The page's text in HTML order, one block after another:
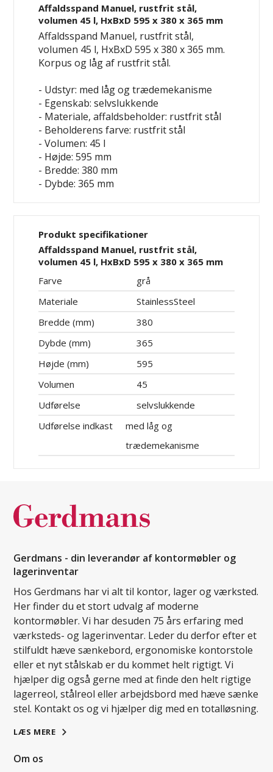
Affaldsspand Manuel, rustfrit stål,
volumen 45 l, HxBxD 595 x 380 x 365 mm
Affaldsspand Manuel, rustfrit stål,
volumen 45 l, HxBxD 595 x 380 x 365 mm.
Korpus og låg af rustfrit stål.
- Udstyr: med låg og trædemekanisme
- Egenskab: selvslukkende
- Materiale, affaldsbeholder: rustfrit stål
- Beholderens farve: rustfrit stål
- Volumen: 45 l
- Højde: 595 mm
- Bredde: 380 mm
- Dybde: 365 mm
Produkt specifikationer
Affaldsspand Manuel, rustfrit stål,
volumen 45 l, HxBxD 595 x 380 x 365 mm
Farve
grå
Materiale
StainlessSteel
Bredde (mm)
380
Dybde (mm)
365
Højde (mm)
595
Volumen
45
Udførelse
selvslukkende
Udførelse indkast
med låg og
trædemekanisme
Gerdmans - din leverandør af kontormøbler og
lagerinventar
Hos Gerdmans har vi alt til kontor, lager og værksted.
Her finder du et stort udvalg af moderne
kontormøbler. Vi har desuden 75 års erfaring med
værksteds- og lagerinventar. Leder du derfor efter et
stilfuldt hæve sænkebord, ergonomiske kontorstole
eller et nyt stålskab er du kommet helt rigtigt. Vi
hjælper dig også gerne med at finde den helt rigtige
lagerreol, stålreol eller arbejdsbord med hæve sænke
stel. Kontakt os og vi hjælper dig med en totalløsning.
LÆS MERE
Om os